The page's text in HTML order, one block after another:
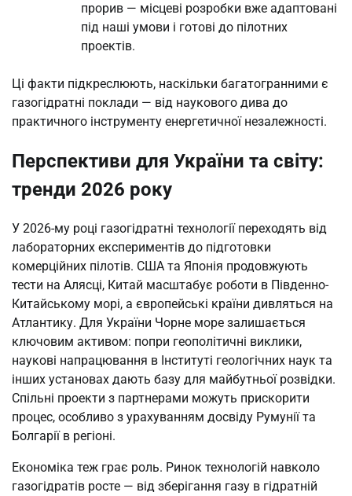
прорив — місцеві розробки вже адаптовані
під наші умови і готові до пілотних
проектів.
Ці факти підкреслюють, наскільки багатогранними є
газогідратні поклади — від наукового дива до
практичного інструменту енергетичної незалежності.
Перспективи для України та світу:
тренди 2026 року
У 2026-му році газогідратні технології переходять від
лабораторних експериментів до підготовки
комерційних пілотів. США та Японія продовжують
тести на Алясці, Китай масштабує роботи в Південно-
Китайському морі, а європейські країни дивляться на
Атлантику. Для України Чорне море залишається
ключовим активом: попри геополітичні виклики,
наукові напрацювання в Інституті геологічних наук та
інших установах дають базу для майбутньої розвідки.
Спільні проекти з партнерами можуть прискорити
процес, особливо з урахуванням досвіду Румунії та
Болгарії в регіоні.
Економіка теж грає роль. Ринок технологій навколо
газогідратів росте — від зберігання газу в гідратній